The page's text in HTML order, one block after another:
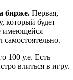
бирже. Первая,
который будет
имеющейся
самостоятельно.
100 у.е. Есть
влиться в игру.